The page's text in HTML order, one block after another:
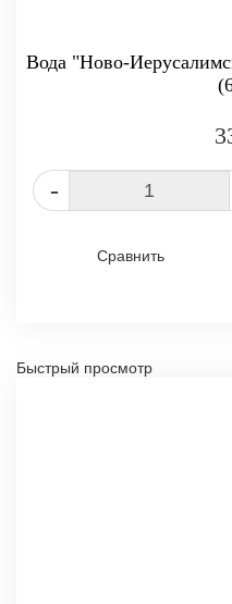
Вода "Ново-
-
Сравнить
Быстрый просмотр